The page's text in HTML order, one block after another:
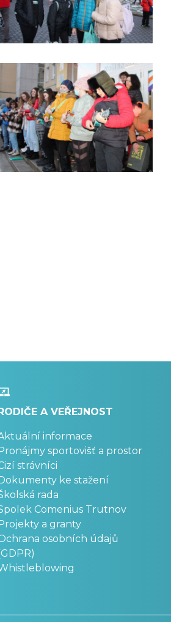
A VEŘEJNOST
informace
sportovišť a prostor
strávníci
ke stažení
rada
Comenius Trutnov
a granty
osobních údajů